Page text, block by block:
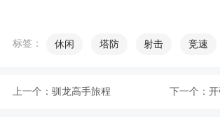
2、掌心里的升级游戏，走到哪
标签： 休闲 塔防 射击 竞速
上一个： 驯龙高手旅程 下一个：